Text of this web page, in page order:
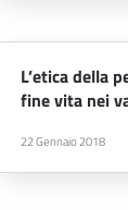
L’etica della
fine vita nei
22 Gennaio 2018